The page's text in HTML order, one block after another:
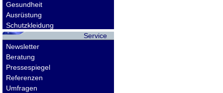
Gesundheit
Ausrüstung
Schutzkleidung
Service
Newsletter
Beratung
Pressespiegel
Referenzen
Umfragen